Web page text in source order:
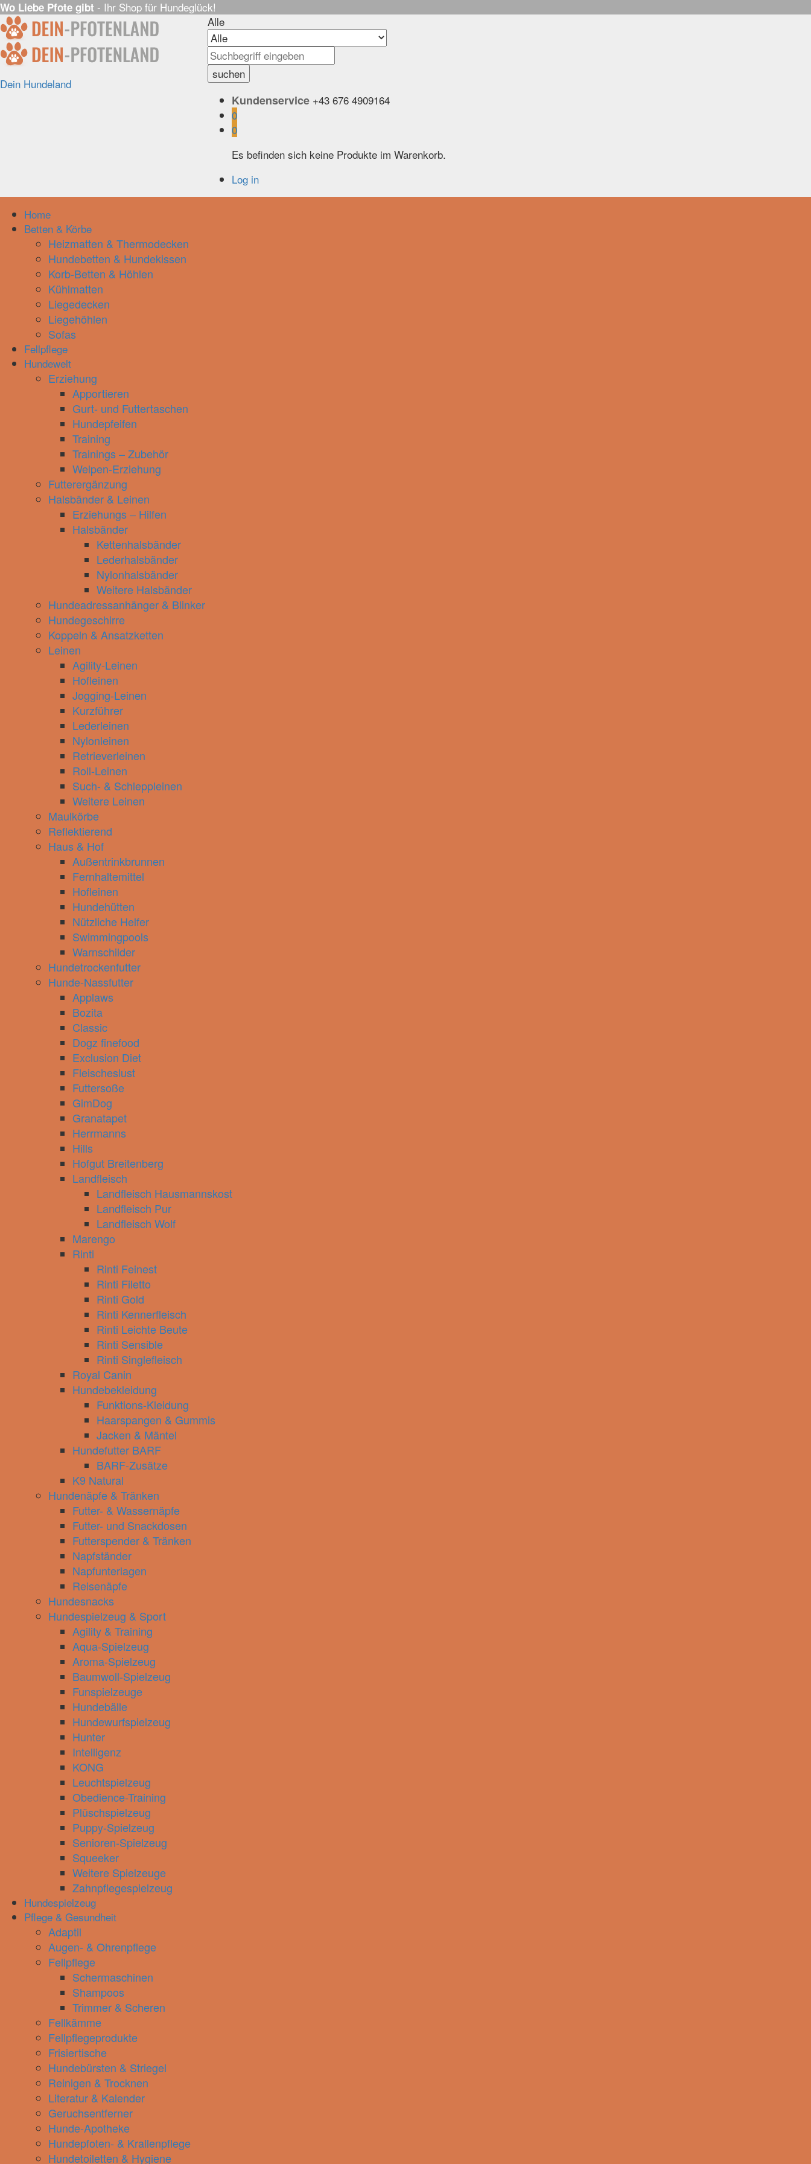
Wo Liebe Pfote gibt - Ihr Shop für Hundeglück!
Dein Hundeland
Alle
suchen
Kundenservice +43 676 4909164
0
0
Es befinden sich keine Produkte im Warenkorb.
Log in
Home
Betten & Körbe
Heizmatten & Thermodecken
Hundebetten & Hundekissen
Korb-Betten & Höhlen
Kühlmatten
Liegedecken
Liegehöhlen
Sofas
Fellpflege
Hundewelt
Erziehung
Apportieren
Gurt- und Futtertaschen
Hundepfeifen
Training
Trainings – Zubehör
Welpen-Erziehung
Futterergänzung
Halsbänder & Leinen
Erziehungs – Hilfen
Halsbänder
Kettenhalsbänder
Lederhalsbänder
Nylonhalsbänder
Weitere Halsbänder
Hundeadressanhänger & Blinker
Hundegeschirre
Koppeln & Ansatzketten
Leinen
Agility-Leinen
Hofleinen
Jogging-Leinen
Kurzführer
Lederleinen
Nylonleinen
Retrieverleinen
Roll-Leinen
Such- & Schleppleinen
Weitere Leinen
Maulkörbe
Reflektierend
Haus & Hof
Außentrinkbrunnen
Fernhaltemittel
Hofleinen
Hundehütten
Nützliche Helfer
Swimmingpools
Warnschilder
Hundetrockenfutter
Hunde-Nassfutter
Applaws
Bozita
Classic
Dogz finefood
Exclusion Diet
Fleischeslust
Futtersoße
GimDog
Granatapet
Herrmanns
Hills
Hofgut Breitenberg
Landfleisch
Landfleisch Hausmannskost
Landfleisch Pur
Landfleisch Wolf
Marengo
Rinti
Rinti Feinest
Rinti Filetto
Rinti Gold
Rinti Kennerfleisch
Rinti Leichte Beute
Rinti Sensible
Rinti Singlefleisch
Royal Canin
Hundebekleidung
Funktions-Kleidung
Haarspangen & Gummis
Jacken & Mäntel
Hundefutter BARF
BARF-Zusätze
K9 Natural
Hundenäpfe & Tränken
Futter- & Wassernäpfe
Futter- und Snackdosen
Futterspender & Tränken
Napfständer
Napfunterlagen
Reisenäpfe
Hundesnacks
Hundespielzeug & Sport
Agility & Training
Aqua-Spielzeug
Aroma-Spielzeug
Baumwoll-Spielzeug
Funspielzeuge
Hundebälle
Hundewurfspielzeug
Hunter
Intelligenz
KONG
Leuchtspielzeug
Obedience-Training
Plüschspielzeug
Puppy-Spielzeug
Senioren-Spielzeug
Squeeker
Weitere Spielzeuge
Zahnpflegespielzeug
Hundespielzeug
Pflege & Gesundheit
Adaptil
Augen- & Ohrenpflege
Fellpflege
Schermaschinen
Shampoos
Trimmer & Scheren
Fellkämme
Fellpflegeprodukte
Frisiertische
Hundebürsten & Striegel
Reinigen & Trocknen
Literatur & Kalender
Geruchsentferner
Hunde-Apotheke
Hundepfoten- & Krallenpflege
Hundetoiletten & Hygiene